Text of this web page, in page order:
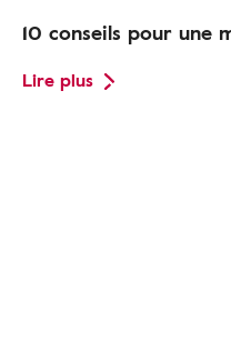
10 conseils pour une
Lire plus